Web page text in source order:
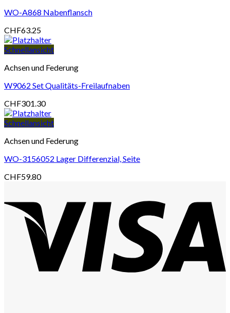
WO-A868 Nabenflansch
CHF63.25
Schnellansicht
Achsen und Federung
W9062 Set Qualitäts-Freilaufnaben
CHF301.30
Schnellansicht
Achsen und Federung
WO-3156052 Lager Differenzial, Seite
CHF59.80